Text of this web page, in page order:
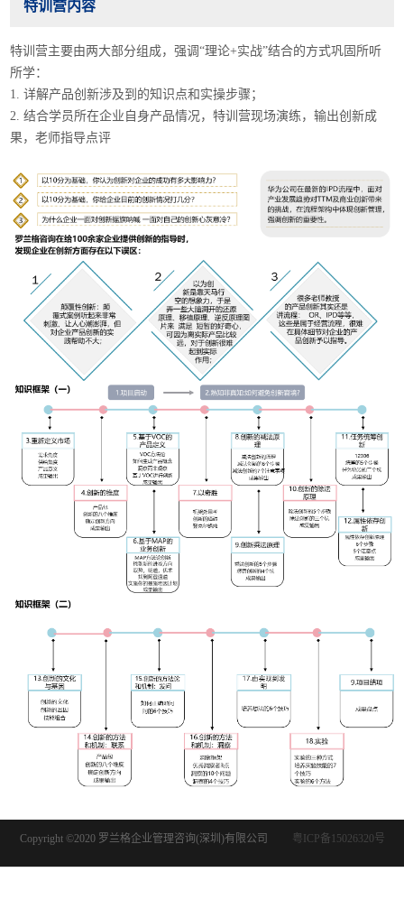
特训营内容
特训营主要由两大部分组成，强调“理论+实战”结合的方式巩固所听
所学：
1. 详解产品创新涉及到的知识点和实操步骤；
2. 结合学员所在企业自身产品情况，特训营现场演练，输出创新成
果，老师指导点评
Copyright ©2020 罗兰格企业管理咨询(深圳)有限公司 粤ICP备15026320号